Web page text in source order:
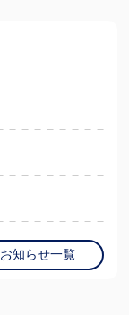
お知らせ一覧